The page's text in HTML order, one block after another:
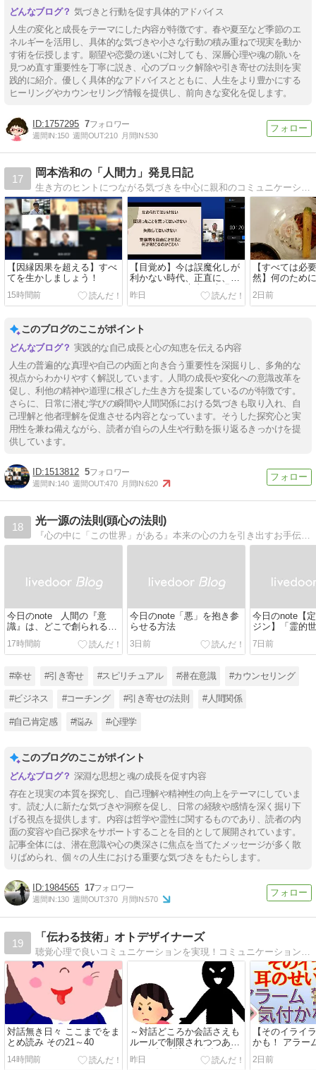
気づきと行動を促す具体的アドバイス
人生の変化と成長をテーマにした内容が特徴です。春や夏至など季節のエ
ネルギーを活用し、具体的な気づきや小さな行動の積み重ねで現実を動か
す術を伝授します。願望や恋愛の迷いに対しても、深層心理や魂の願いを
見つめ直す重要性を丁寧に説き、心のブロック解除や引き寄せの法則を実
践的に紹介。優しく具体的なアドバイスとともに、人生をより豊かにする
ヒーリングやカウンセリング情報を提供し、前向きな変化を促します。
1757295 7
週間IN:150 週間OUT:210 月間IN:530
17
岡本浩和の「人間力」発見日記
【因縁因果を超える】すべ
てを生かしましょう！
15時間前
【目覚め】今は誤魔化しが
利かない時代、正直に、あ
りのままを、素直に表現で
きる心が大切です
昨日
【すべては必
然】何のため
ただいている
2日前
このブログのここがポイント
実践的な自己成長と心の知恵を伝える内容
人生の普遍的な真理や自己の内面と向き合う重要性を深掘りし、多角的な
視点からわかりやすく解説しています。人間の成長や変化への意識改革を
促し、利他の精神や道理に根ざした生き方を提案しているのが特徴です。
さらに、日常に潜む学びの瞬間や人間関係における気づきも取り入れ、自
己理解と他者理解を促進させる内容となっています。そうした探究心と実
用性を兼ね備えながら、読者が自らの人生や行動を振り返るきっかけを提
供しています。
1513812 5
週間IN:140 週間OUT:470 月間IN:620
18
光一源の法則(頭心の法則)
『心の中に「この世界」がある』本来の心の力を引き出すお手伝いをさせていただいてます。 5000人以上のセッションの現場でできた『実践論』です。
今日のnote 人間の『意
識』は、どこで創られるん
ですか…？！
17時間前
今日のnote「悪」を抱き参
らせる方法
3日前
今日のnote【
ジン】「霊的
当(真実)のはな
7日前
#幸せ #引き寄せ #スピリチュアル #潜在意識 #カウンセリング
#ビジネス #コーチング #引き寄せの法則 #人間関係
#自己肯定感 #悩み #心理学
このブログのここがポイント
深淵な思想と魂の成長を促す内容
存在と現実の本質を探究し、自己理解や精神性の向上をテーマにしていま
す。読む人に新たな気づきや洞察を促し、日常の経験や感情を深く掘り下
げる視点を提供します。内容は哲学や霊性に関するものであり、読者の内
面の変容や自己探求をサポートすることを目的として展開されています。
記事全体には、潜在意識や心の奥深さに焦点を当てたメッセージが多く散
りばめられ、個々の人生における重要な気づきをもたらします。
1984565 17
週間IN:130 週間OUT:370 月間IN:570
19
「伝わる技術」オトデザイナーズ
対話無き日々 ここまでをま
とめ読み その21～40
14時間前
～対話どころか会話さえも
ルールで制限されつつある
～ 孤独と対話（孤独を感じ
ていますか？）
昨日
【そのイライ
かも！ アラー
気付かなくて
(8/3)
2日前